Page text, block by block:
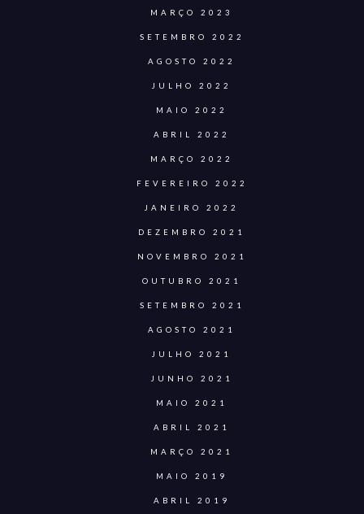
MARÇO 2023
SETEMBRO 2022
AGOSTO 2022
JULHO 2022
MAIO 2022
ABRIL 2022
MARÇO 2022
FEVEREIRO 2022
JANEIRO 2022
DEZEMBRO 2021
NOVEMBRO 2021
OUTUBRO 2021
SETEMBRO 2021
AGOSTO 2021
JULHO 2021
JUNHO 2021
MAIO 2021
ABRIL 2021
MARÇO 2021
MAIO 2019
ABRIL 2019